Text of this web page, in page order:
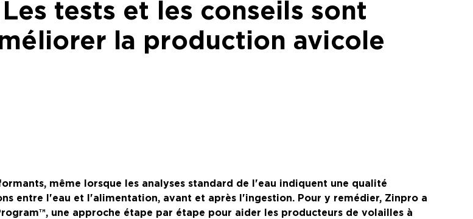
tests et les conseils sont
la production avicole
même lorsque les analyses standard de l'eau indiquent une qualité
entre l'eau et l'alimentation, avant et après l'ingestion. Pour y remédier, Zinpro a
une approche étape par étape pour aider les producteurs de volailles à